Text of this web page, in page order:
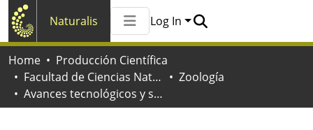
Naturalis
All of Naturalis
Log In
Home
Producción Científica
Facultad de Ciencias Naturales y Museo
Zoología
Avances tecnológicos y sus aplicaciones en la cibertaxonomía